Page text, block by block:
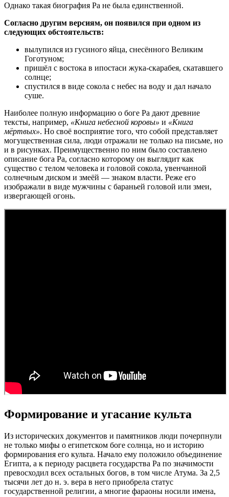
Однако такая биография Ра не была единственной.
Согласно другим версиям, он появился при одном из
следующих обстоятельств:
вылупился из гусиного яйца, снесённого Великим
Гоготуном;
пришёл с востока в ипостаси жука-скарабея, скатавшего
солнце;
спустился в виде сокола с небес на воду и дал начало
суше.
Наиболее полную информацию о боге Ра дают древние
тексты, например, «Книга небесной коровы» и «Книга
мёртвых». Но своё восприятие того, что собой представляет
могущественная сила, люди отражали не только на письме, но
и в рисунках. Преимущественно по ним было составлено
описание бога Ра, согласно которому он выглядит как
существо с телом человека и головой сокола, увенчанной
солнечным диском и змеёй — знаком власти. Реже его
изображали в виде мужчины с бараньей головой или змеи,
извергающей огонь.
Формирование и угасание культа
Из исторических документов и памятников люди почерпнули
не только мифы о египетском боге солнца, но и историю
формирования его культа. Начало ему положило объединение
Египта, а к периоду расцвета государства Ра по значимости
превосходил всех остальных богов, в том числе Атума. За 2,5
тысячи лет до н. э. вера в него приобрела статус
государственной религии, а многие фараоны носили имена,